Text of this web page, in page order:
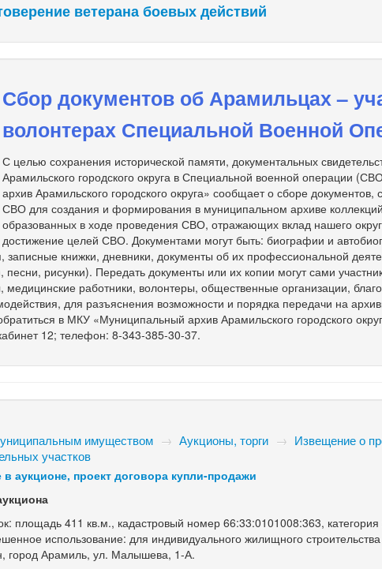
ветерана боевых действий
Сбор документов об Арамильцах –
волонтерах Специальной Военной
С целью сохранения исторической памяти, документальных
Арамильского городского округа в Специальной военной операции
архив Арамильского городского округа» сообщает о сборе документов,
СВО для создания и формирования в муниципальном архиве
образованных в ходе проведения СВО, отражающих вклад нашего
достижение целей СВО. Документами могут быть: биографии и
записные книжки, дневники, документы об их профессиональной
песни, рисунки). Передать документы или их копии могут сами
медицинские работники, волонтеры, общественные организации,
для разъяснения возможности и порядка передачи на
в МКУ «Муниципальный архив Арамильского городского
12; телефон: 8-343-385-30-37.
имуществом → Аукционы, торги → Извещение о
участков
аукционе, проект договора купли-продажи
площадь 411 кв.м., кадастровый номер 66:33:0101008:363,
использование: для индивидуального жилищного
город Арамиль, ул. Малышева, 1-А.